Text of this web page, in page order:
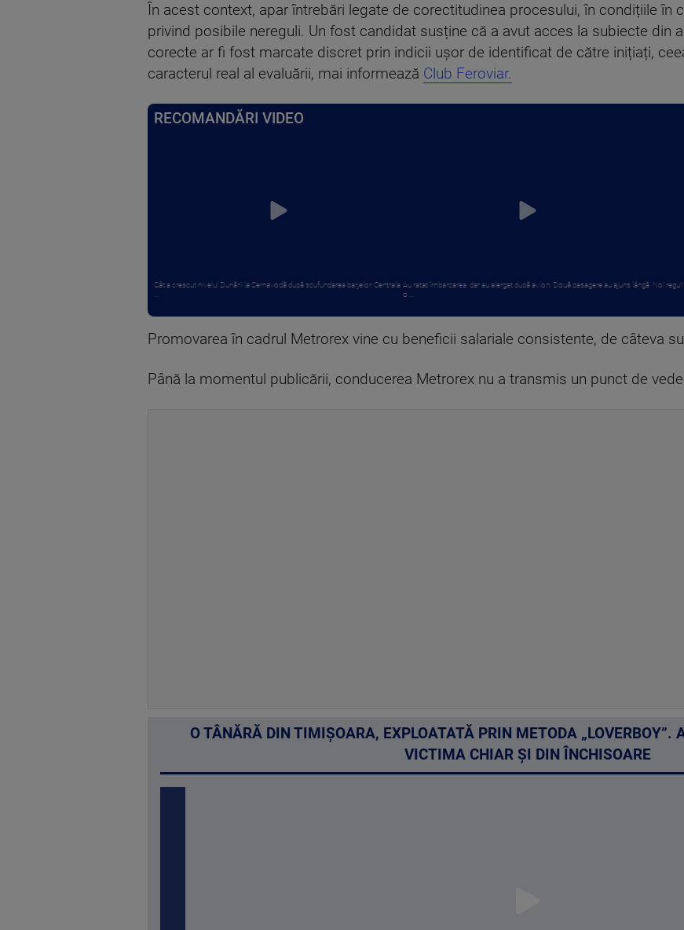
În acest context, apar întrebări legate de corectitudinea procesului, în condițiile în
privind posibile nereguli. Un fost candidat susține că a avut acces la subiecte din
corecte ar fi fost marcate discret prin indicii ușor de identificat de către inițiați,
caracterul real al evaluării, mai informează Club Feroviar.
RECOMANDĂRI VIDEO
Cât a crescut nivelul Dunării la Cernavodă după scufundarea barjelor. Centrala Au ratat îmbarcarea, dar au alergat după avion. Două pasagere au ajuns lângă
o ...
Noi
Promovarea în cadrul Metrorex vine cu beneficii salariale consistente, de câteva
Până la momentul publicării, conducerea Metrorex nu a transmis un punct de
O TÂNĂRĂ DIN TIMIȘOARA, EXPLOATATĂ PRIN METODA „LOVERBOY”.
VICTIMA CHIAR ȘI DIN ÎNCHISOARE